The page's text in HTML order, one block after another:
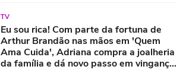
TV
Eu sou rica! Com parte da fortuna de
Arthur Brandão nas mãos em 'Quem
Ama Cuida', Adriana compra a joalheria
da família e dá novo passo em vingança